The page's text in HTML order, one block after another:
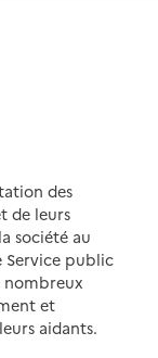
des
de leurs
société au
Service public
nombreux
et
aidants.